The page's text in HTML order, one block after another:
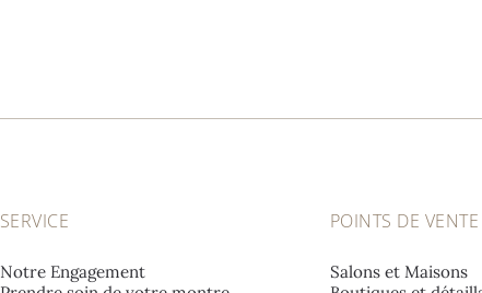
SERVICE
Notre Engagement
POINTS DE VENTE
Salons et Maisons